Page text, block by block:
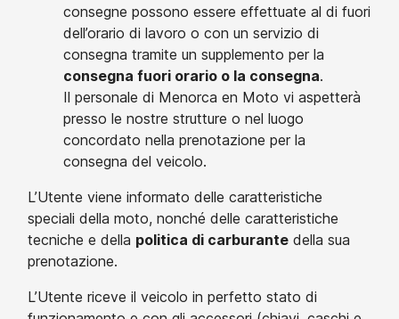
consegne possono essere effettuate al di fuori
dell’orario di lavoro o con un servizio di
consegna tramite un supplemento per la
consegna fuori orario o la consegna.
Il personale di Menorca en Moto vi aspetterà
presso le nostre strutture o nel luogo
concordato nella prenotazione per la
consegna del veicolo.
L’Utente viene informato delle caratteristiche
speciali della moto, nonché delle caratteristiche
tecniche e della politica di carburante della sua
prenotazione.
L’Utente riceve il veicolo in perfetto stato di